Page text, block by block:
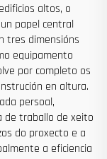
altos, o
papel central
tres dimensións
equipamento
por completo os
en altura.
persoal,
de traballo de xeito
do proxecto e a
a eficiencia